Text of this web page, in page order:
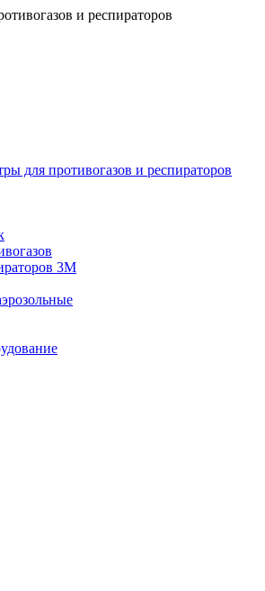
и респираторов
для противогазов и респираторов
3М